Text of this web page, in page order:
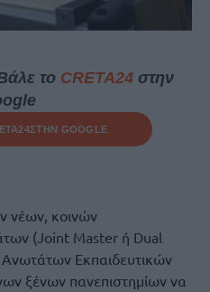
το CRETA24στην
ΣΤΗΝ GOOGLE
νέων, κοινών
(Joint Master ή Dual
Εκπαιδευτικών
ξένων πανεπιστημίων να